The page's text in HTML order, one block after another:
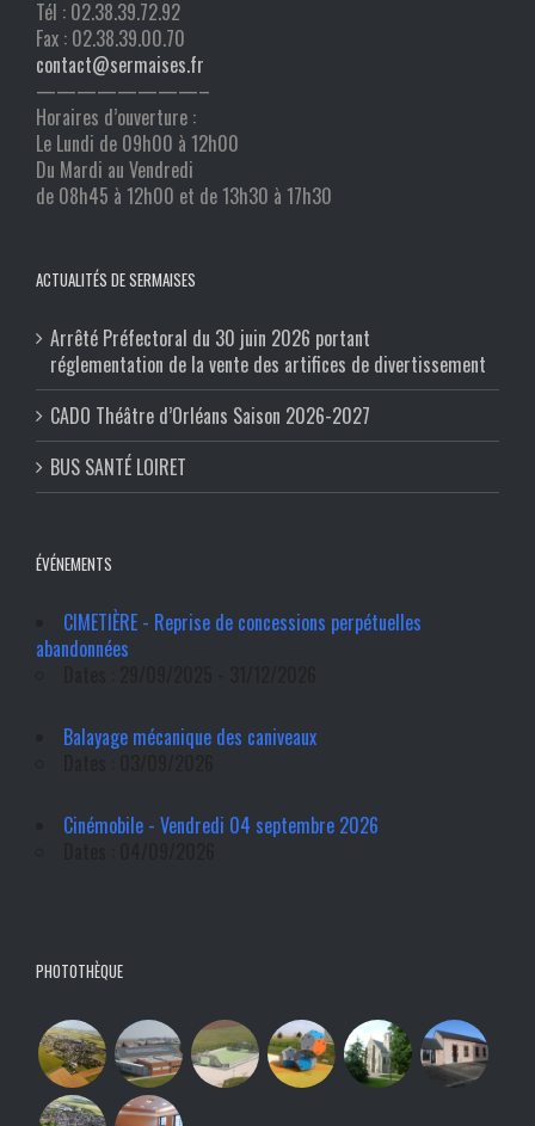
Tél : 02.38.39.72.92
Fax : 02.38.39.00.70
contact@sermaises.fr
————————–
Horaires d’ouverture :
Le Lundi de 09h00 à 12h00
Du Mardi au Vendredi
de 08h45 à 12h00 et de 13h30 à 17h30
ACTUALITÉS DE SERMAISES
Arrêté Préfectoral du 30 juin 2026 portant
réglementation de la vente des artifices de divertissement
CADO Théâtre d’Orléans Saison 2026-2027
BUS SANTÉ LOIRET
ÉVÉNEMENTS
CIMETIÈRE - Reprise de concessions perpétuelles
abandonnées
Balayage mécanique des caniveaux
Cinémobile - Vendredi 04 septembre 2026
PHOTOTHÈQUE